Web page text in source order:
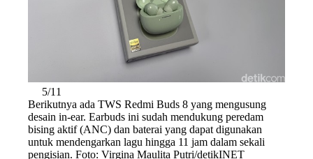
5/11
Berikutnya ada TWS Redmi Buds 8 yang mengusung
desain in-ear. Earbuds ini sudah mendukung peredam
bising aktif (ANC) dan baterai yang dapat digunakan
untuk mendengarkan lagu hingga 11 jam dalam sekali
pengisian. Foto: Virgina Maulita Putri/detikINET